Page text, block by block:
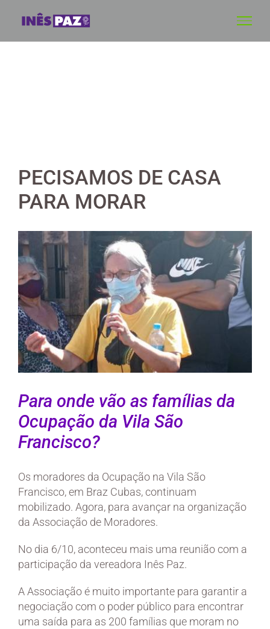
PECISAMOS DE CASA
PARA MORAR
View
Larger
Image
Para onde vão as famílias da
Ocupação da Vila São
Francisco?
Os moradores da Ocupação na Vila São
Francisco, em Braz Cubas, continuam
mobilizado. Agora, para avançar na organização
da Associação de Moradores.
No dia 6/10, aconteceu mais uma reunião com a
participação da vereadora Inês Paz.
A Associação é muito importante para garantir a
negociação com o poder público para encontrar
uma saída para as 200 famílias que moram no